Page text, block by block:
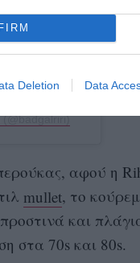
Deletion Data
(@badgalriri)
αφού η
mullet, το
και
στα 70s και 80s.